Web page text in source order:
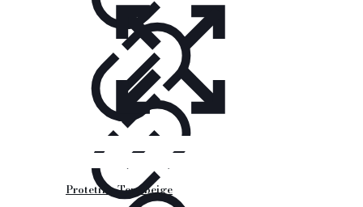
Protetika Tery beige